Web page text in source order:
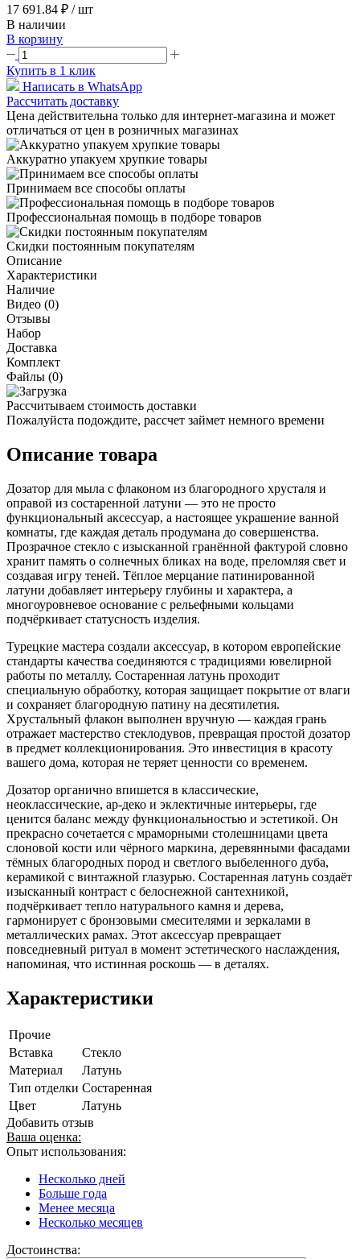
17 691.84 ₽ / шт
В наличии
В корзину
Купить в 1 клик
Написать в WhatsApp
Рассчитать доставку
Цена действительна только для интернет-магазина и может
отличаться от цен в розничных магазинах
Аккуратно упакуем хрупкие товары
Принимаем все способы оплаты
Профессиональная помощь в подборе товаров
Скидки постоянным покупателям
Описание
Характеристики
Наличие
Видео (0)
Отзывы
Набор
Доставка
Комплект
Файлы (0)
Рассчитываем стоимость доставки
Пожалуйста подождите, рассчет займет немного времени
Описание товара
Дозатор для мыла с флаконом из благородного хрусталя и
оправой из состаренной латуни — это не просто
функциональный аксессуар, а настоящее украшение ванной
комнаты, где каждая деталь продумана до совершенства.
Прозрачное стекло с изысканной гранённой фактурой словно
хранит память о солнечных бликах на воде, преломляя свет и
создавая игру теней. Тёплое мерцание патинированной
латуни добавляет интерьеру глубины и характера, а
многоуровневое основание с рельефными кольцами
подчёркивает статусность изделия.
Турецкие мастера создали аксессуар, в котором европейские
стандарты качества соединяются с традициями ювелирной
работы по металлу. Состаренная латунь проходит
специальную обработку, которая защищает покрытие от влаги
и сохраняет благородную патину на десятилетия.
Хрустальный флакон выполнен вручную — каждая грань
отражает мастерство стеклодувов, превращая простой дозатор
в предмет коллекционирования. Это инвестиция в красоту
вашего дома, которая не теряет ценности со временем.
Дозатор органично впишется в классические,
неоклассические, ар-деко и эклектичные интерьеры, где
ценится баланс между функциональностью и эстетикой. Он
прекрасно сочетается с мраморными столешницами цвета
слоновой кости или чёрного маркина, деревянными фасадами
тёмных благородных пород и светлого выбеленного дуба,
керамикой с винтажной глазурью. Состаренная латунь создаёт
изысканный контраст с белоснежной сантехникой,
подчёркивает тепло натурального камня и дерева,
гармонирует с бронзовыми смесителями и зеркалами в
металлических рамах. Этот аксессуар превращает
повседневный ритуал в момент эстетического наслаждения,
напоминая, что истинная роскошь — в деталях.
Характеристики
Прочие
Вставка
Стекло
Материал
Латунь
Тип отделки Состаренная
Цвет
Латунь
Добавить отзыв
Ваша оценка:
Опыт использования:
Несколько дней
Больше года
Менее месяца
Несколько месяцев
Достоинства: